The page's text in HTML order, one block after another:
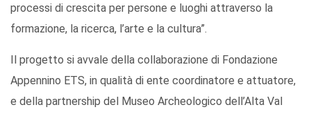
processi di crescita per persone e luoghi attraverso la
formazione, la ricerca, l’arte e la cultura”.
Il progetto si avvale della collaborazione di Fondazione
Appennino ETS, in qualità di ente coordinatore e attuatore,
e della partnership del Museo Archeologico dell’Alta Val